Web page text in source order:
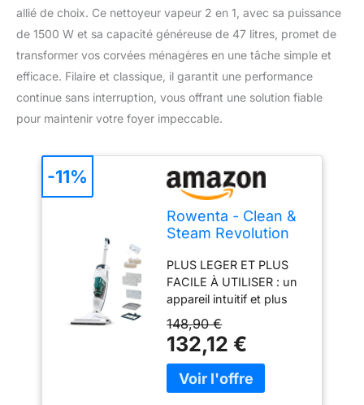
allié de choix. Ce nettoyeur vapeur 2 en 1, avec sa puissance
de 1500 W et sa capacité généreuse de 47 litres, promet de
transformer vos corvées ménagères en une tâche simple et
efficace. Filaire et classique, il garantit une performance
continue sans interruption, vous offrant une solution fiable
pour maintenir votre foyer impeccable.
Rowenta - Clean &
Steam Revolution
Vapeur 2-en-1-
7757w
PLUS LEGER ET PLUS
FACILE À UTILISER : un
appareil intuitif et plus
maniable qui offre un
confort d'utilisation
optimal 2-EN-1 : il aspire
et lave en même temps
puisque sa tête
148,90 €
132,12 €
-11%